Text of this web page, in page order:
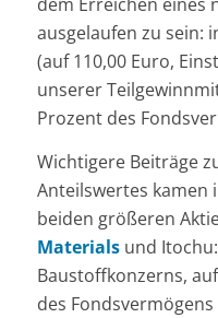
ausgelaufen zu sein:
(auf 110,00 Euro,
unserer
Prozent des
Wichtigere Beiträge
Anteilswertes kamen
beiden größeren
Materialsund Itochu:
Baustoffkonzerns,
des